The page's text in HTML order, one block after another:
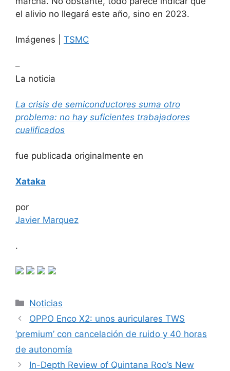
el alivio no llegará este año, sino en 2023.
Imágenes | TSMC
–
La noticia
La crisis de semiconductores suma otro
problema: no hay suficientes trabajadores
cualificados
fue publicada originalmente en
Xataka
por
Javier Marquez
.
Categorías
Noticias
OPPO Enco X2: unos auriculares TWS
‘premium’ con cancelación de ruido y 40 horas
de autonomía
In-Depth Review of Quintana Roo’s New